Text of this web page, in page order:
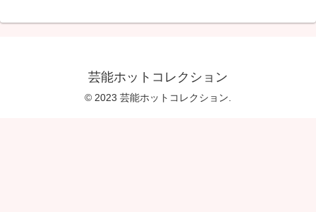
芸能ホットコレクション
© 2023 芸能ホットコレクション.